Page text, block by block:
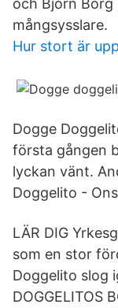
och Björn Borg
mångsysslare.
Hur stort är
Dogge
första gången
lyckan vänt.
Doggelito -
LÄR DIG
som en stor
Doggelito slog
DOGGELITOS